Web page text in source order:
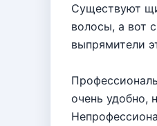
Существуют
волосы, а вот
выпрямители
очень удобно,